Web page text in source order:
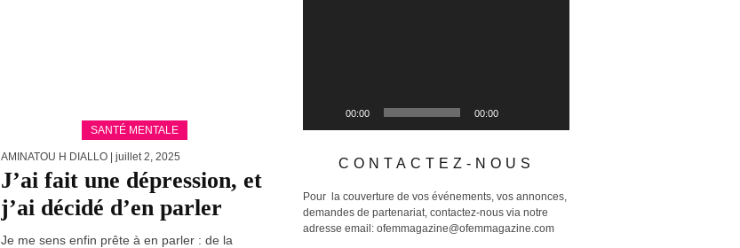
SANTÉ MENTALE
AMINATOU H DIALLO | juillet 2, 2025
J’ai fait une dépression, et
j’ai décidé d’en parler
Je me sens enfin prête à en parler : de la
00:00 00:00
CONTACTEZ-NOUS
Pour la couverture de vos événements, vos annonces,
demandes de partenariat, contactez-nous via notre
adresse email: ofemmagazine@ofemmagazine.com